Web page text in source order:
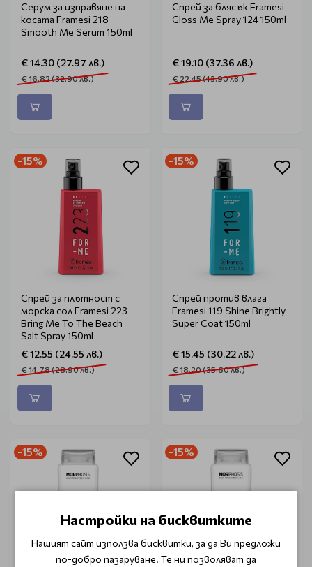
Серум за изправяне на
косата Framesi 218
Smooth Me Serum 150ml
€ 14.30 (27.97 лв.)
€ 16.82 (32.90 лв.)
Спрей за блясък Framesi
Gloss Me Spray 124 150ml
€ 19.10 (37.36 лв.)
€ 22.45 (43.90 лв.)
-15%
Спрей за плътност с
морска сол Framesi 223
Bring Me To The Beach
Salt Spray 150ml
€ 12.55 (24.55 лв.)
€ 14.78 (28.90 лв.)
-15%
Спрей против влага
Framesi 119 Shine Brightly
Super Coat 150ml
€ 15.45 (30.22 лв.)
€ 18.20 (35.60 лв.)
-15% -15%
Настройки на бисквитките
Нашият сайт използва бисквитки, за да Ви предложи
по-добро пазаруване. Те ни позволяват да